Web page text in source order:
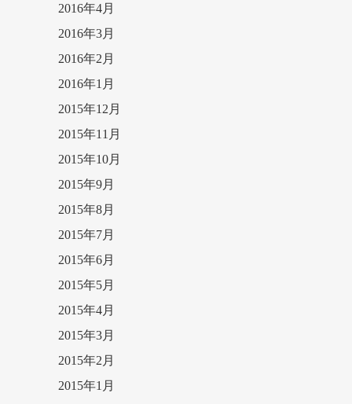
2016年4月
2016年3月
2016年2月
2016年1月
2015年12月
2015年11月
2015年10月
2015年9月
2015年8月
2015年7月
2015年6月
2015年5月
2015年4月
2015年3月
2015年2月
2015年1月